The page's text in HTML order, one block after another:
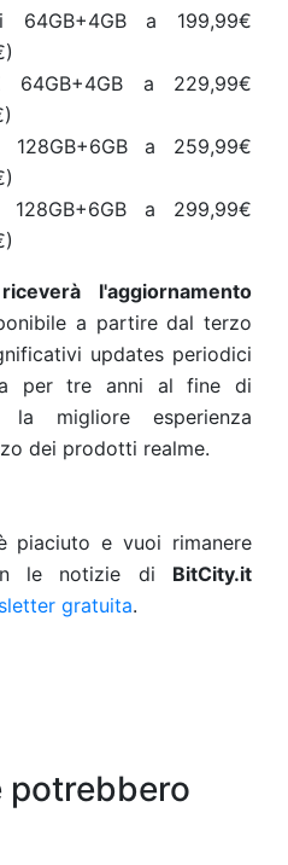
64GB+4GB a 199,99€
64GB+4GB a 229,99€
a 259,99€
128GB+6GB a 299,99€
riceverà l'aggiornamento
a partire dal terzo
updates periodici
per tre anni al fine di
migliore esperienza
dei prodotti realme.
piaciuto e vuoi rimanere
le notizie di BitCity.it
gratuita.
potrebbero